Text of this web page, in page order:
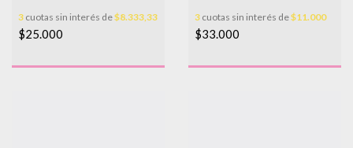
3 cuotas sin interés de$8.333,33
$25.000
3 cuotas sin interés de$11.000
$33.000